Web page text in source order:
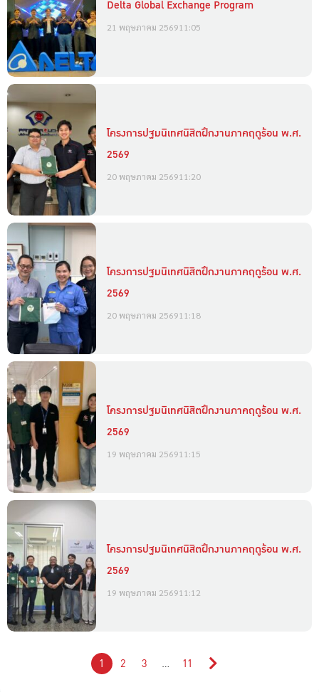
Delta Global Exchange Program
21 พฤษภาคม 256911:05
โครงการปฐมนิเทศนิสิตฝึกงานภาคฤดูร้อน พ.ศ.
2569
20 พฤษภาคม 256911:20
โครงการปฐมนิเทศนิสิตฝึกงานภาคฤดูร้อน พ.ศ.
2569
20 พฤษภาคม 256911:18
โครงการปฐมนิเทศนิสิตฝึกงานภาคฤดูร้อน พ.ศ.
2569
19 พฤษภาคม 256911:15
โครงการปฐมนิเทศนิสิตฝึกงานภาคฤดูร้อน พ.ศ.
2569
19 พฤษภาคม 256911:12
1 2 3 … 11